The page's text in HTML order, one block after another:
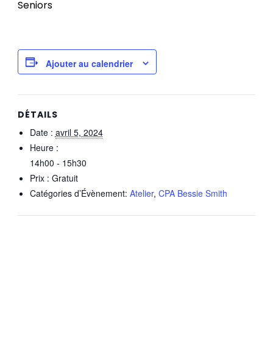
Seniors
Ajouter au calendrier
DÉTAILS
Date : avril 5, 2024
Heure :
14h00 - 15h30
Prix : Gratuit
Catégories d’Évènement: Atelier, CPA Bessie Smith